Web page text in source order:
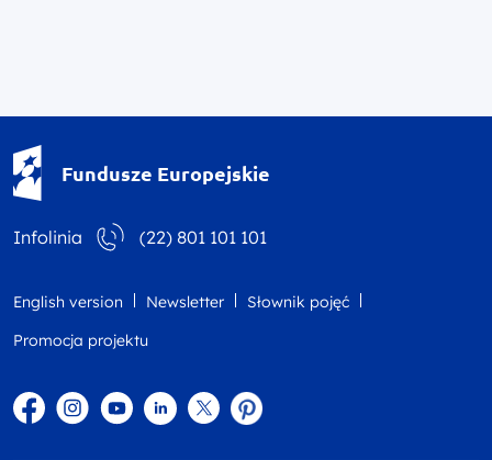
Fundusze Europejskie
Infolinia (22) 801 101 101
English version Newsletter
Słownik pojęć
Promocja projektu
FacebookInstagram
YouTubeLinkedintwitterPinterest